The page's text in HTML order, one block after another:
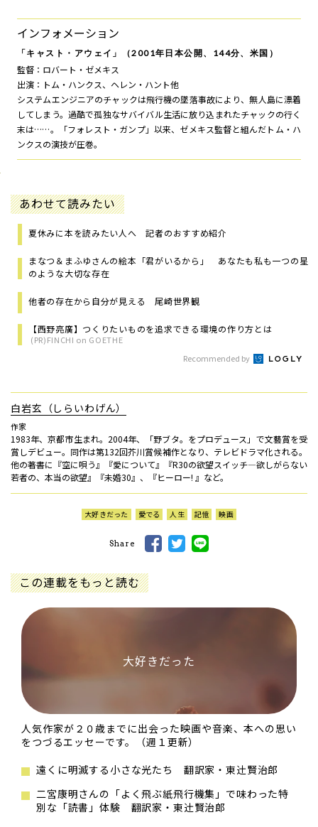
インフォメーション
「キャスト・アウェイ」（2001年日本公開、144分、米国）
監督：ロバート・ゼメキス
出演：トム・ハンクス、ヘレン・ハント他
システムエンジニアのチャックは飛行機の墜落事故により、無人島に漂着
してしまう。過酷で孤独なサバイバル生活に放り込まれたチャックの行く
末は……。「フォレスト・ガンプ」以来、ゼメキス監督と組んだトム・ハ
ンクスの演技が圧巻。
あわせて読みたい
夏休みに本を読みたい人へ 記者のおすすめ紹介
まなつ＆まふゆさんの絵本「君がいるから」 あなたも私も一つの星
のような大切な存在
他者の存在から自分が見える 尾崎世界観
【西野亮廣】つくりたいものを追求できる環境の作り方とは
(PR)FINCHI on GOETHE
Recommended by
白岩玄（しらいわげん）
作家
1983年、京都市生まれ。2004年、「野ブタ。をプロデュース」で文藝賞を受
賞しデビュー。同作は第132回芥川賞候補作となり、テレビドラマ化される。
他の著書に『空に唄う』『愛について』『R30の欲望スイッチ―欲しがらない
若者の、本当の欲望』『未婚30』、『ヒーロー! 』など。
大好きだった 愛でる 人生 記憶 映画
Share
この連載をもっと読む
大好きだった
人気作家が２０歳までに出会った映画や音楽、本への思い
をつづるエッセーです。（週１更新）
遠くに明滅する小さな光たち 翻訳家・東辻󠄀賢治郎
二宮康明さんの「よく飛ぶ紙飛行機集」で味わった特
別な「読書」体験 翻訳家・東辻󠄀賢治郎